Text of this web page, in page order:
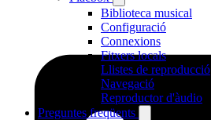
Biblioteca musical
Configuració
Connexions
Fitxers locals
Llistes de reproducció
Navegació
Reproductor d'àudio
Preguntes freqüents